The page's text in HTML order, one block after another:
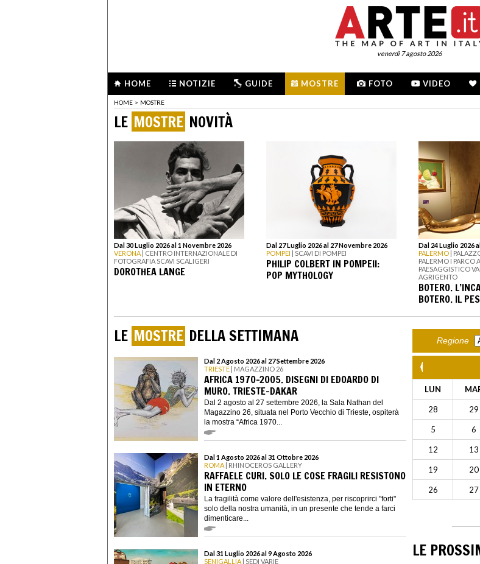
venerdì 7 agosto 2026
HOME NOTIZIE GUIDE MOSTRE FOTO VIDEO
HOME > MOSTRE
LE MOSTRE NOVITÀ
Dal 30 Luglio 2026 al 1 Novembre 2026
VERONA | CENTRO INTERNAZIONALE DI
FOTOGRAFIA SCAVI SCALIGERI
DOROTHEA LANGE
Dal 27 Luglio 2026 al 27 Novembre 2026
POMPEI | SCAVI DI POMPEI
PHILIP COLBERT IN POMPEII:
POP MYTHOLOGY
Dal 24 Luglio 2026
PALERMO |
PALERMO I PARCO
PAESAGGISTICO
AGRIGENTO
BOTERO.
BOTERO. IL
LE MOSTRE DELLA SETTIMANA
Dal 2 Agosto 2026 al 27 Settembre 2026
TRIESTE | MAGAZZINO 26
AFRICA 1970-2005. DISEGNI DI EDOARDO DI
MURO. TRIESTE-DAKAR
Dal 2 agosto al 27 settembre 2026, la Sala Nathan del
Magazzino 26, situata nel Porto Vecchio di Trieste, ospiterà
la mostra “Africa 1970...
Dal 1 Agosto 2026 al 31 Ottobre 2026
ROMA | RHINOCEROS GALLERY
RAFFAELE CURI. SOLO LE COSE FRAGILI RESISTONO
IN ETERNO
La fragilità come valore dell'esistenza, per riscoprirci "forti"
solo della nostra umanità, in un presente che tende a farci
dimenticare...
Dal 31 Luglio 2026 al 9 Agosto 2026
SENIGALLIA | SEDI VARIE
Regione
LUN
28 29
5 6
12 13
19 20
26 27
LE